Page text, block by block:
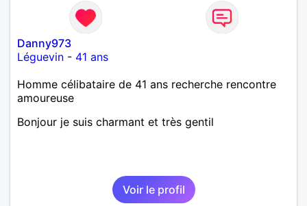
Danny973
Léguevin - 41 ans
Homme célibataire de 41 ans recherche rencontre
amoureuse
Bonjour je suis charmant et très gentil
Voir le profil